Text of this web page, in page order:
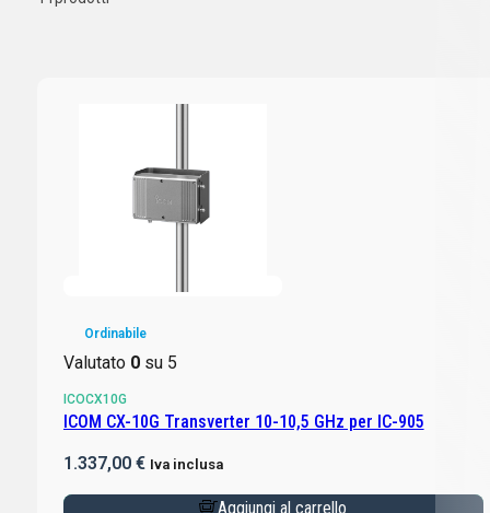
Ordinabile
Valutato 0su 5
ICOCX10G
ICOM CX-10G Transverter 10-10,5 GHz per IC-905
1.337,00 € Iva inclusa
Aggiungi al carrello